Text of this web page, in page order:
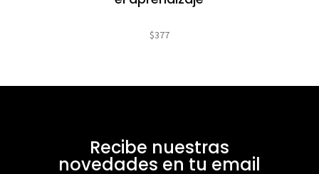
$377
Recibe nuestras
novedades en tu email